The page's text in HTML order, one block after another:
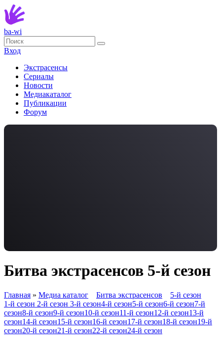
ba-wi
Вход
Экстрасенсы
Сериалы
Новости
Медиакаталог
Публикации
Форум
Битва экстрасенсов 5-й сезон
Главная » Медиа каталог Битва экстрасенсов
5-й сезон
1-й сезон 2-й сезон 3-й сезон4-й сезон5-й сезон6-й сезон7-й
сезон8-й сезон9-й сезон10-й сезон11-й сезон12-й сезон13-й
сезон14-й сезон15-й сезон16-й сезон17-й сезон18-й сезон19-й
сезон20-й сезон21-й сезон22-й сезон24-й сезон